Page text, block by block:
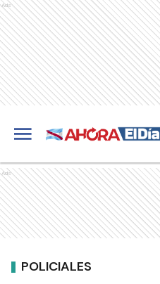
Ads
Ads
POLICIALES